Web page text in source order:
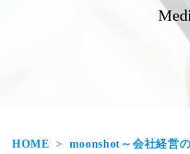
HOME
moonshot～会社経営